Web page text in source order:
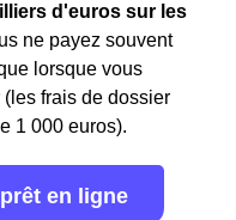
d'euros sur les
ne payez souvent
lorsque vous
frais de dossier
1 000 euros).
en ligne